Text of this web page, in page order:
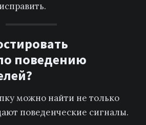
поведению
можно найти не только
поведенческие сигналы.